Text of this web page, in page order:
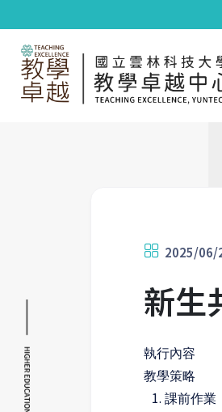
2025/06/
新生
執行內容
教學策略
課前作業